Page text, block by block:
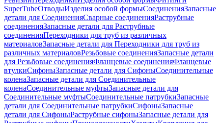
SuperTubeОтводыИзделия особой формыСоединенияЗапасные
детали для СоединенияСварные соединенияРаструбные
соединенияЗапасные детали для Раструбные
соединенияПереходники для труб из различных
материаловЗапасные детали для Переходники для труб из
различных материаловРезьбовые соединенияЗапасные детали
для Резьбовые соединенияФланцевые соединенияФланцевые
втулкиСифоныЗапасные детали для СифоныСоединительные
коленаЗапасные детали для Соединительные
коленаСоединительные муфтыЗапасные детали для
Соединительные муфтыСоединительные патрубкиЗапасные
детали для Соединительные патрубкиСифоныЗапасные
детали для СифоныРаструбные сифоныЗапасные детали для